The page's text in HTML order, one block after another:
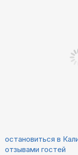
остановиться в
отзывами гостей